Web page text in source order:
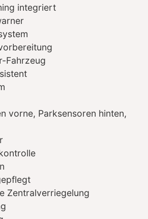
integriert
Fahrzeug
vorne, Parksensoren hinten,
Zentralverriegelung